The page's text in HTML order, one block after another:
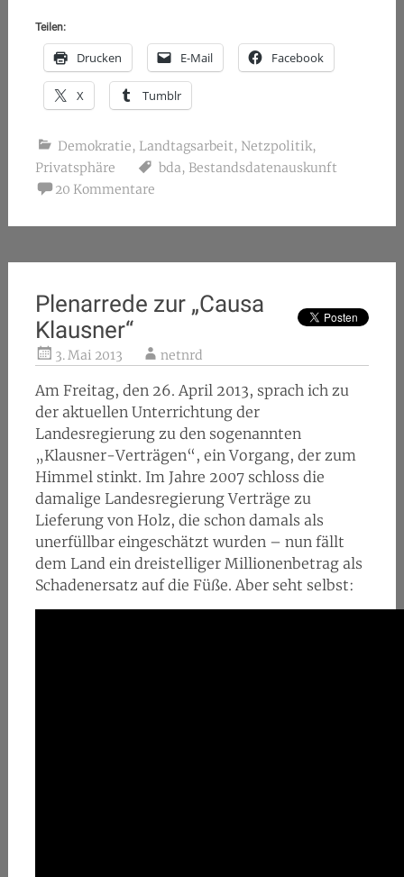
Teilen:
Drucken E-Mail Facebook
X Tumblr
Demokratie, Landtagsarbeit, Netzpolitik,
Privatsphäre
bda, Bestandsdatenauskunft
20 Kommentare
Plenarrede zur „Causa
Klausner“
3. Mai 2013 netnrd
Am Freitag, den 26. April 2013, sprach ich zu
der aktuellen Unterrichtung der
Landesregierung zu den sogenannten
„Klausner-Verträgen“, ein Vorgang, der zum
Himmel stinkt. Im Jahre 2007 schloss die
damalige Landesregierung Verträge zu
Lieferung von Holz, die schon damals als
unerfüllbar eingeschätzt wurden – nun fällt
dem Land ein dreistelliger Millionenbetrag als
Schadenersatz auf die Füße. Aber seht selbst: